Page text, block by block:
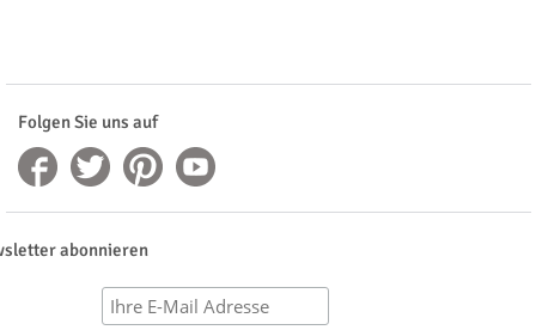
Folgen Sie uns auf
abonnieren